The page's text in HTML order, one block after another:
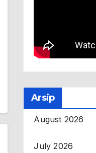
Arsip
August 2026
July 2026